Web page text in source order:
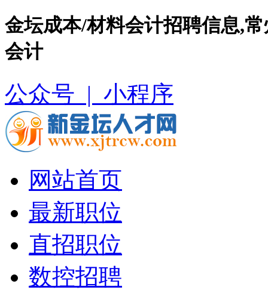
金坛成本/材料会计招聘信息,
会计
公众号 | 小程序
网站首页
最新职位
直招职位
数控招聘